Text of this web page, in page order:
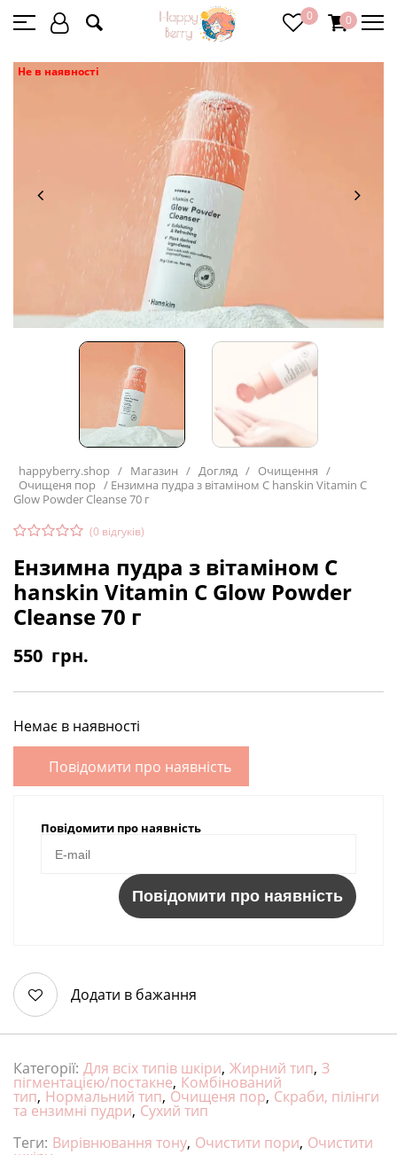
0 0
Не в наявності
happyberry.shop / Магазин / Догляд / Очищення /
Очищеня пор / Ензимна пудра з вітаміном С hanskin Vitamin C
Glow Powder Cleanse 70 г
(0 відгуків)
Ензимна пудра з вітаміном С
hanskin Vitamin C Glow Powder
Cleanse 70 г
550 грн.
Немає в наявності
Повідомити про наявність
Повідомити про наявність
Повідомити про наявність
Додати в бажання
Категорії: Для всіх типів шкіри, Жирний тип, З
пігментацією/постакне, Комбінований
тип, Нормальний тип, Очищеня пор, Скраби, пілінги
та ензимні пудри, Сухий тип
Теги: Вирівнювання тону, Очистити пори, Очистити